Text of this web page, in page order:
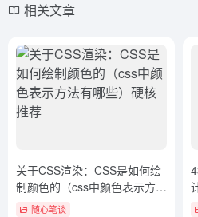
相关文章
关于CSS渲染：CSS是如何绘
制颜色的（css中颜色表示方法
有哪些）硬核推荐
随心笔谈